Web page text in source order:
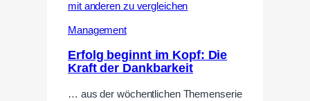
Management
Erfolg beginnt im Kopf: Die
Kraft der Dankbarkeit
… aus der wöchentlichen Themenserie